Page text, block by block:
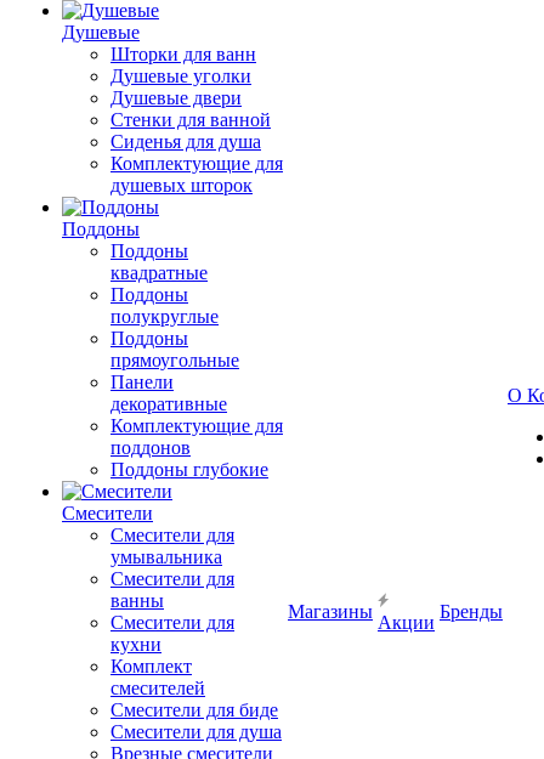
Душевые
Шторки для ванн
Душевые уголки
Душевые двери
Стенки для ванной
Сиденья для душа
Комплектующие для
душевых шторок
Поддоны
Поддоны
квадратные
Поддоны
полукруглые
Поддоны
прямоугольные
Панели
декоративные
Комплектующие для
поддонов
Поддоны глубокие
Смесители
Смесители для
умывальника
Смесители для
ванны
Смесители для
кухни
Комплект
смесителей
Смесители для биде
Смесители для душа
Врезные смесители
Магазины
Акции
Бренды
О